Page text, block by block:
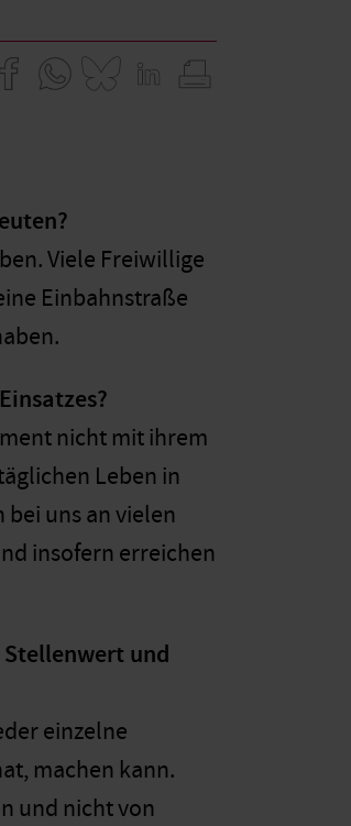
Viele Freiwillige
Einbahnstraße
nicht mit ihrem
Leben in
uns an vielen
insofern erreichen
und
einzelne
machen kann.
und nicht von